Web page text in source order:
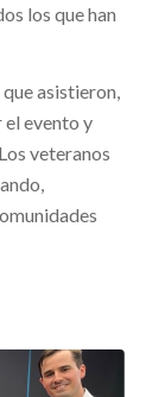
los que han
asistieron,
evento y
veteranos